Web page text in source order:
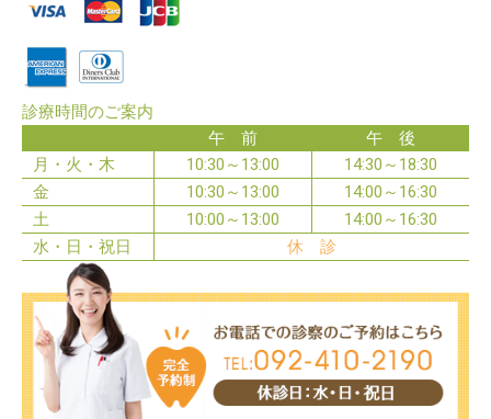
診療時間のご案内
午 前
午 後
月・火・木
10:30～13:00
14:30～18:30
金
10:30～13:00
14:00～16:30
土
10:00～13:00
14:00～16:30
水・日・祝日
休 診